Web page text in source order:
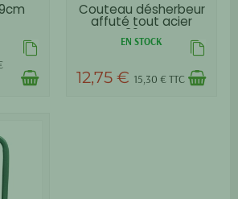
Couteau désherbeur
affuté tout acier
39cm
EN STOCK
12,75 € 15,30 € TTC